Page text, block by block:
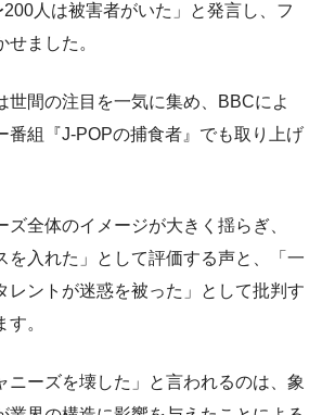
人は被害者がいた」と発言し、フ
せました。
世間の注目を一気に集め、BBCによ
番組『J-POPの捕食者』でも取り上げ
ズ全体のイメージが大きく揺らぎ、
を入れた」として評価する声と、「一
レントが迷惑を被った」として批判す
。
ニーズを壊した」と言われるのは、象